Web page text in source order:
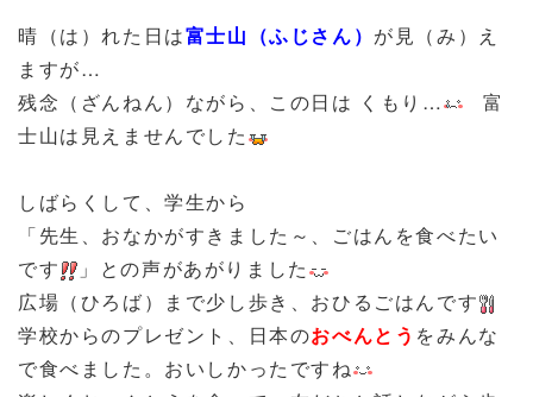
晴（は）れた日は富士山（ふじさん） が見（み）え
ますが…
残念（ざんねん）ながら、この日は くもり…
富
士山は見えませんでした
しばらくして、学生から
「先生、おなかがすきました～、ごはんを食べたい
です
」との声があがりました
広場（ひろば）まで少し歩き、おひるごはんです
学校からのプレゼント、日本のおべんとう をみんな
で食べました。おいしかったですね